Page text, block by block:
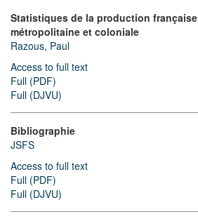
Statistiques de la production française
métropolitaine et coloniale
Razous, Paul
Access to full text
Full (PDF)
Full (DJVU)
Bibliographie
JSFS
Access to full text
Full (PDF)
Full (DJVU)